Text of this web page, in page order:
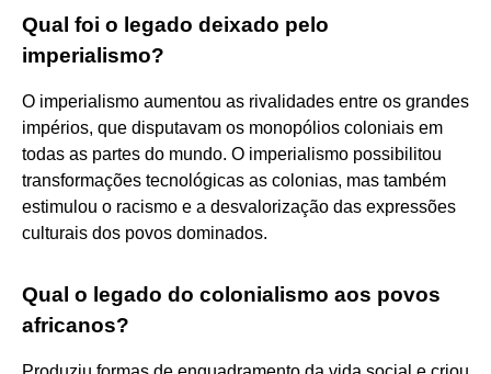
Qual foi o legado deixado pelo
imperialismo?
O imperialismo aumentou as rivalidades entre os grandes
impérios, que disputavam os monopólios coloniais em
todas as partes do mundo. O imperialismo possibilitou
transformações tecnológicas as colonias, mas também
estimulou o racismo e a desvalorização das expressões
culturais dos povos dominados.
Qual o legado do colonialismo aos povos
africanos?